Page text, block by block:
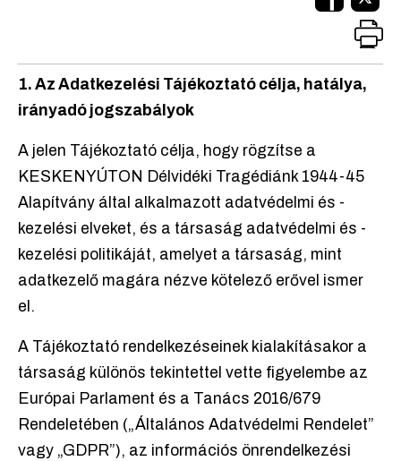
1. Az Adatkezelési Tájékoztató célja, hatálya,
irányadó jogszabályok
A jelen Tájékoztató célja, hogy rögzítse a
KESKENYÚTON Délvidéki Tragédiánk 1944-45
Alapítvány által alkalmazott adatvédelmi és -
kezelési elveket, és a társaság adatvédelmi és -
kezelési politikáját, amelyet a társaság, mint
adatkezelő magára nézve kötelező erővel ismer
el.
A Tájékoztató rendelkezéseinek kialakításakor a
társaság különös tekintettel vette figyelembe az
Európai Parlament és a Tanács 2016/679
Rendeletében („Általános Adatvédelmi Rendelet”
vagy „GDPR”), az információs önrendelkezési